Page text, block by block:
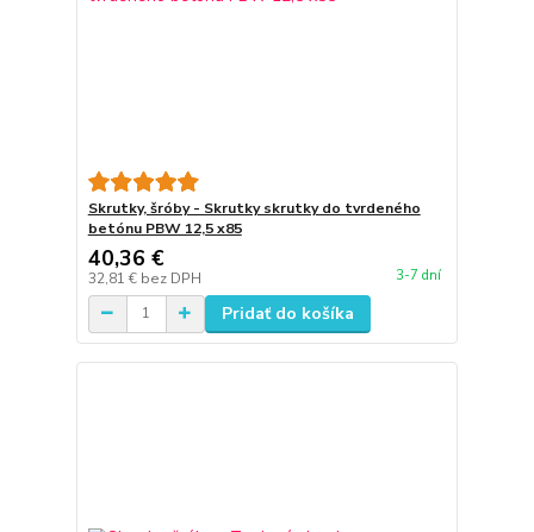
Skrutky, šróby - Skrutky skrutky do tvrdeného
betónu PBW 12,5 x85
40,36 €
32,81 € bez DPH 3-7 dní
Pridať do košíka